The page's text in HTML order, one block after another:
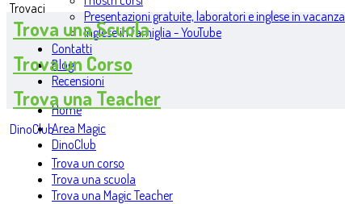
Presentazioni gratuite, laboratori e inglese in vacanza
Inglese in famiglia - YouTube
Contatti
Blog
Recensioni
Home
Area Magic
DinoClub
Trova un corso
Trova una scuola
Trova una Magic Teacher
Trovaci
Trova una Scuola
Trova un Corso
Trova una Teacher
DinoClub